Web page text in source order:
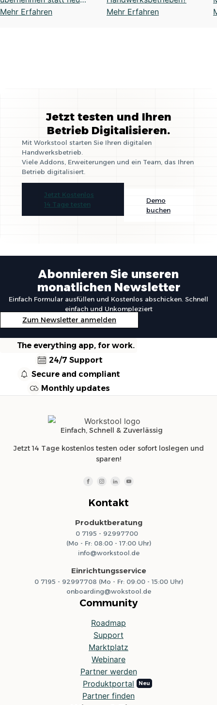
gründen: Vorteile,
Mehr Erfahren
Mehr Erfahren
Jetzt testen und Ihren
Betrieb Digitalisieren.
Mit Workstool starten Sie Ihren digitalen
Handwerksbetrieb.
Viele Addons, Erweiterungen und ein Team, das Ihren
Betrieb digitalisiert.
Jetzt Kostenlos
14 Tage testen
Demo
buchen
Abonnieren Sie unseren
monatlichen Newsletter
Einfach Formular ausfüllen und Kostenlos abschicken. Schnell
einfach und Unkompleziert
Zum Newsletter anmelden
The everything app, for work.
24/7 Support
Secure and compliant
Monthly updates
Einfach, Schnell & Zuverlässig
Jetzt 14 Tage kostenlos testen oder sofort loslegen und
sparen!
Kontakt
Produktberatung
0 7195 - 92997700
(Mo - Fr: 08:00 - 17:00 Uhr)
info@workstool.de
Einrichtungsservice
0 7195 - 92997708 (Mo - Fr: 09:00 - 15:00 Uhr)
onboarding@wokstool.de
Community
Roadmap
Support
Marktplatz
Webinare
Partner werden
Produktportal
Partner finden